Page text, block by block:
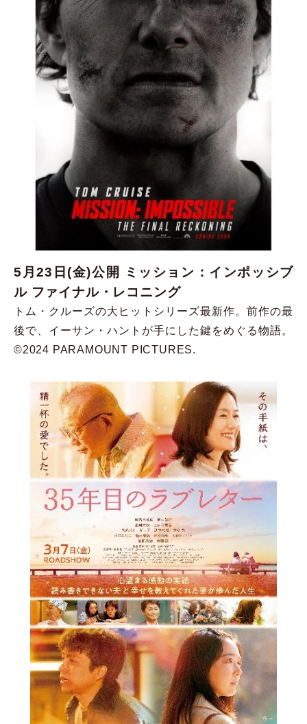
5月23日(金)公開 ミッション：インポッシブ
ル ファイナル・レコニング
トム・クルーズの大ヒットシリーズ最新作。前作の最
後で、イーサン・ハントが手にした鍵をめぐる物語。
©2024 PARAMOUNT PICTURES.